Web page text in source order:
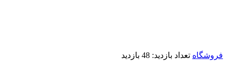
فروشگاه تعداد بازدید: 48 بازدید